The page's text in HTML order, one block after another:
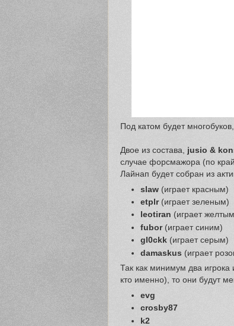
Под катом будет
Двое из состава, jusio &
случае форсмажора (по
Лайнап будет собран из
slaw (играет красным)
etplr (играет зеленым)
leotiran (играет
fubor (играет синим)
gl0ckk (играет серым)
damaskus (играет
Так как минимум два игрока
кто именно), то они будут
evg
сrosby87
k2